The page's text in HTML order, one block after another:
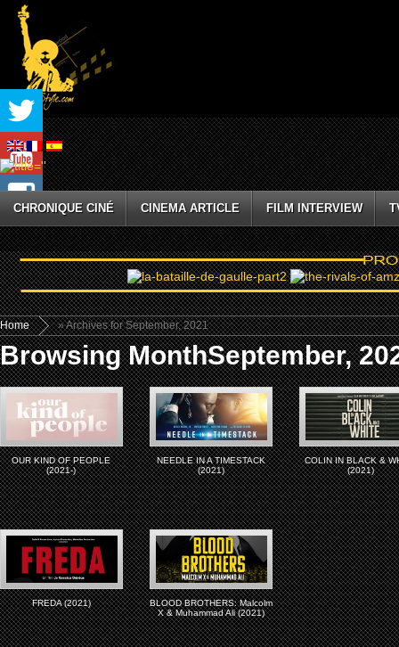
CHRONIQUE CINÉ CINEMA ARTICLE FILM INTERVIEW
Home » Archives for September, 2021
Browsing MonthSeptember,
OUR KIND OF PEOPLE
(2021-)
NEEDLE IN A TIMESTACK
(2021)
COLIN IN BLACK &
(2021)
FREDA (2021)
BLOOD BROTHERS: Malcolm
X & Muhammad Ali (2021)